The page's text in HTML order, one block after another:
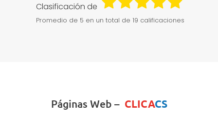
Clasificación de
Promedio de 5 en un total de 19 calificaciones
Páginas Web – CLICACS